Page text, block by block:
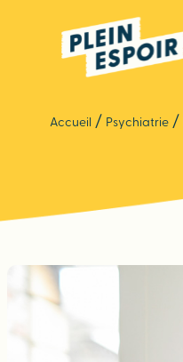
Accueil / Psychiatrie /